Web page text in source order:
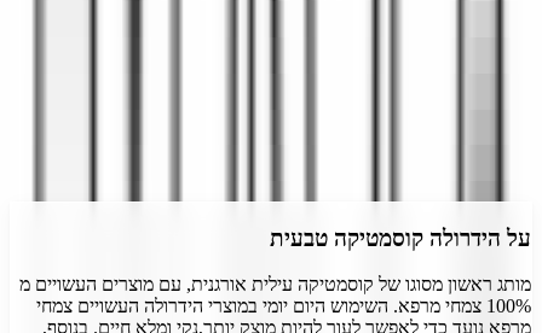
על הידרולה קוסמטיקה טבעית
מותג ראשון מסוגו של קוסמטיקה עילית אורגנית, עם מוצרים העשויים מ
100% צמחי מרפא. השימוש היום יומי במוצרי הידרולה העשויים צמחי
מרפא נועד כדי לאפשר לעור להיות מוצק יותר,נקי ומלא חיים. בנוסף,